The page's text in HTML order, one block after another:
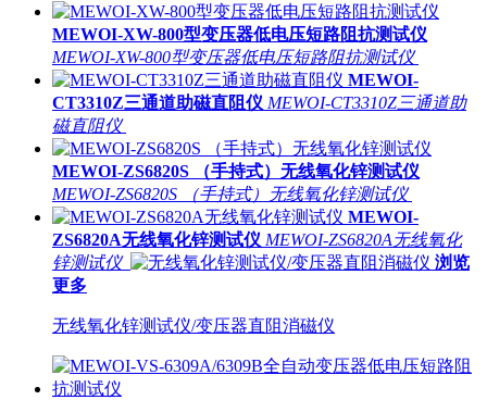
MEWOI-XW-800型变压器低电压短路阻抗测试仪
MEWOI-XW-800型变压器低电压短路阻抗测试仪
MEWOI-
CT3310Z三通道助磁直阻仪 MEWOI-CT3310Z三通道助
磁直阻仪
MEWOI-ZS6820S （手持式）无线氧化锌测试仪
MEWOI-ZS6820S （手持式）无线氧化锌测试仪
MEWOI-
ZS6820A无线氧化锌测试仪 MEWOI-ZS6820A无线氧化
锌测试仪
浏览
更多
无线氧化锌测试仪/变压器直阻消磁仪